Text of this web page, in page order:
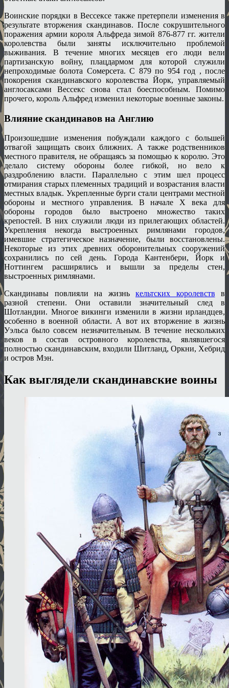
Воинские порядки в Вессексе также претерпели изменения в
результате вторжения скандинавов. После сокрушительного
поражения армии короля Альфреда зимой 876-877 гг. жители
королевства были заняты исключительно проблемой
выживания. В течение многих месяцев его люди вели
партизанскую войну, плацдармом для которой служили
непроходимые болота Сомерсета. С 879 по 954 год , после
покорения скандинавского королевства Йорк, управляемый
англосаксами Вессекс снова стал боеспособным. Помимо
прочего, король Альфред изменил некоторые военные законы.
Влияние скандинавов на Англию
Произошедшие изменения побуждали каждого с большей
отвагой защищать своих ближних. А также родственников
местного правителя, не обращаясь за помощью к королю. Это
делало систему обороны более гибкой, но вело к
раздроблению власти. Параллельно с этим шел процесс
отмирания старых племенных традиций и возрастания власти
местных владык. Укрепленные бурги стали центрами местной
обороны и местного управления. В начале X века для
обороны городов было выстроено множество таких
крепостей. В них служили люди из прилегающих областей.
Укрепления некогда выстроенных римлянами городов,
имевшие стратегическое назначение, были восстановлены.
Некоторые из этих древних оборонительных сооружений
сохранились по сей день. Города Кантенбери, Йорк и
Ноттингем расширялись и вышли за пределы стен,
выстроенных римлянами.
Скандинавы повлияли на жизнь кельтских королевств в
разной степени. Они оставили значительный след в
Шотландии. Многое викинги изменили в жизни ирландцев,
особенно в военной области. А вот их вторжение в жизнь
Уэльса было совсем незначительным. В течение нескольких
веков в состав островного королевства, являвшегося
полностью скандинавским, входили Шитланд, Оркни, Хебрид
и остров Мэн.
Как выглядели скандинавские воины